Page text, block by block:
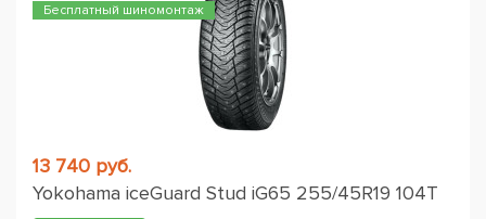
Бесплатный шиномонтаж
13 740 руб.
Yokohama iceGuard Stud iG65 255/45R19 104T